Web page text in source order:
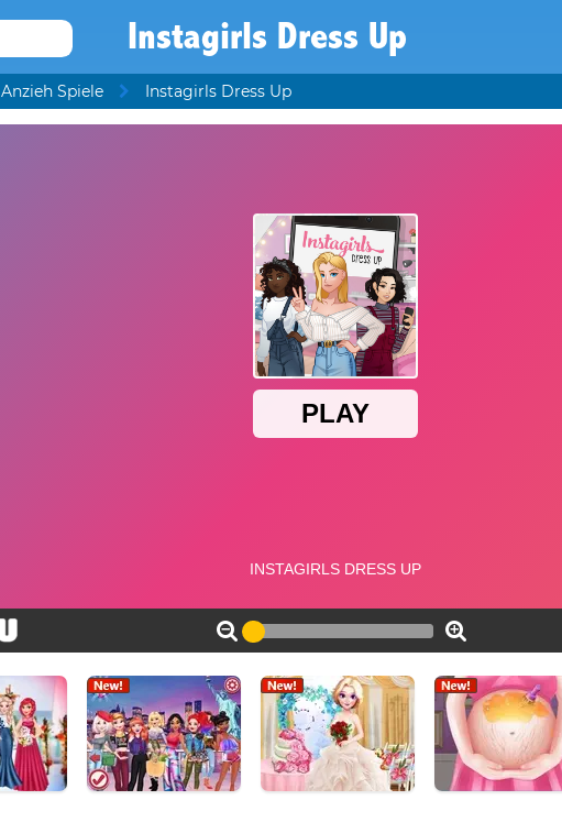
Instagirls Dress Up
Anzieh Spiele Instagirls Dress Up